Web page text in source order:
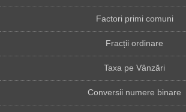
Factori primi comuni
Fracții ordinare
Taxa pe Vânzări
Conversii numere binare